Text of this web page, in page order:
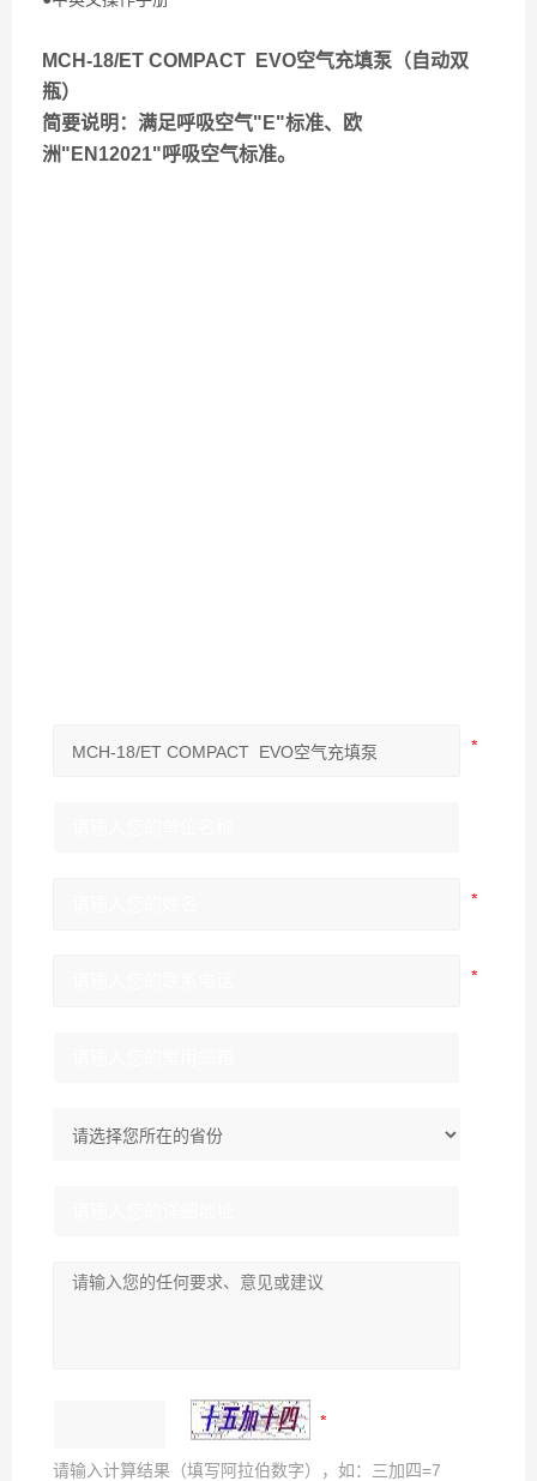
MCH-18/ET COMPACT EVO空气充填泵（自动双
瓶）
简要说明：满足呼吸空气"E"标准、欧
洲"EN12021"呼吸空气标准。
请输入计算结果（填写阿拉伯数字），如：三加四=7